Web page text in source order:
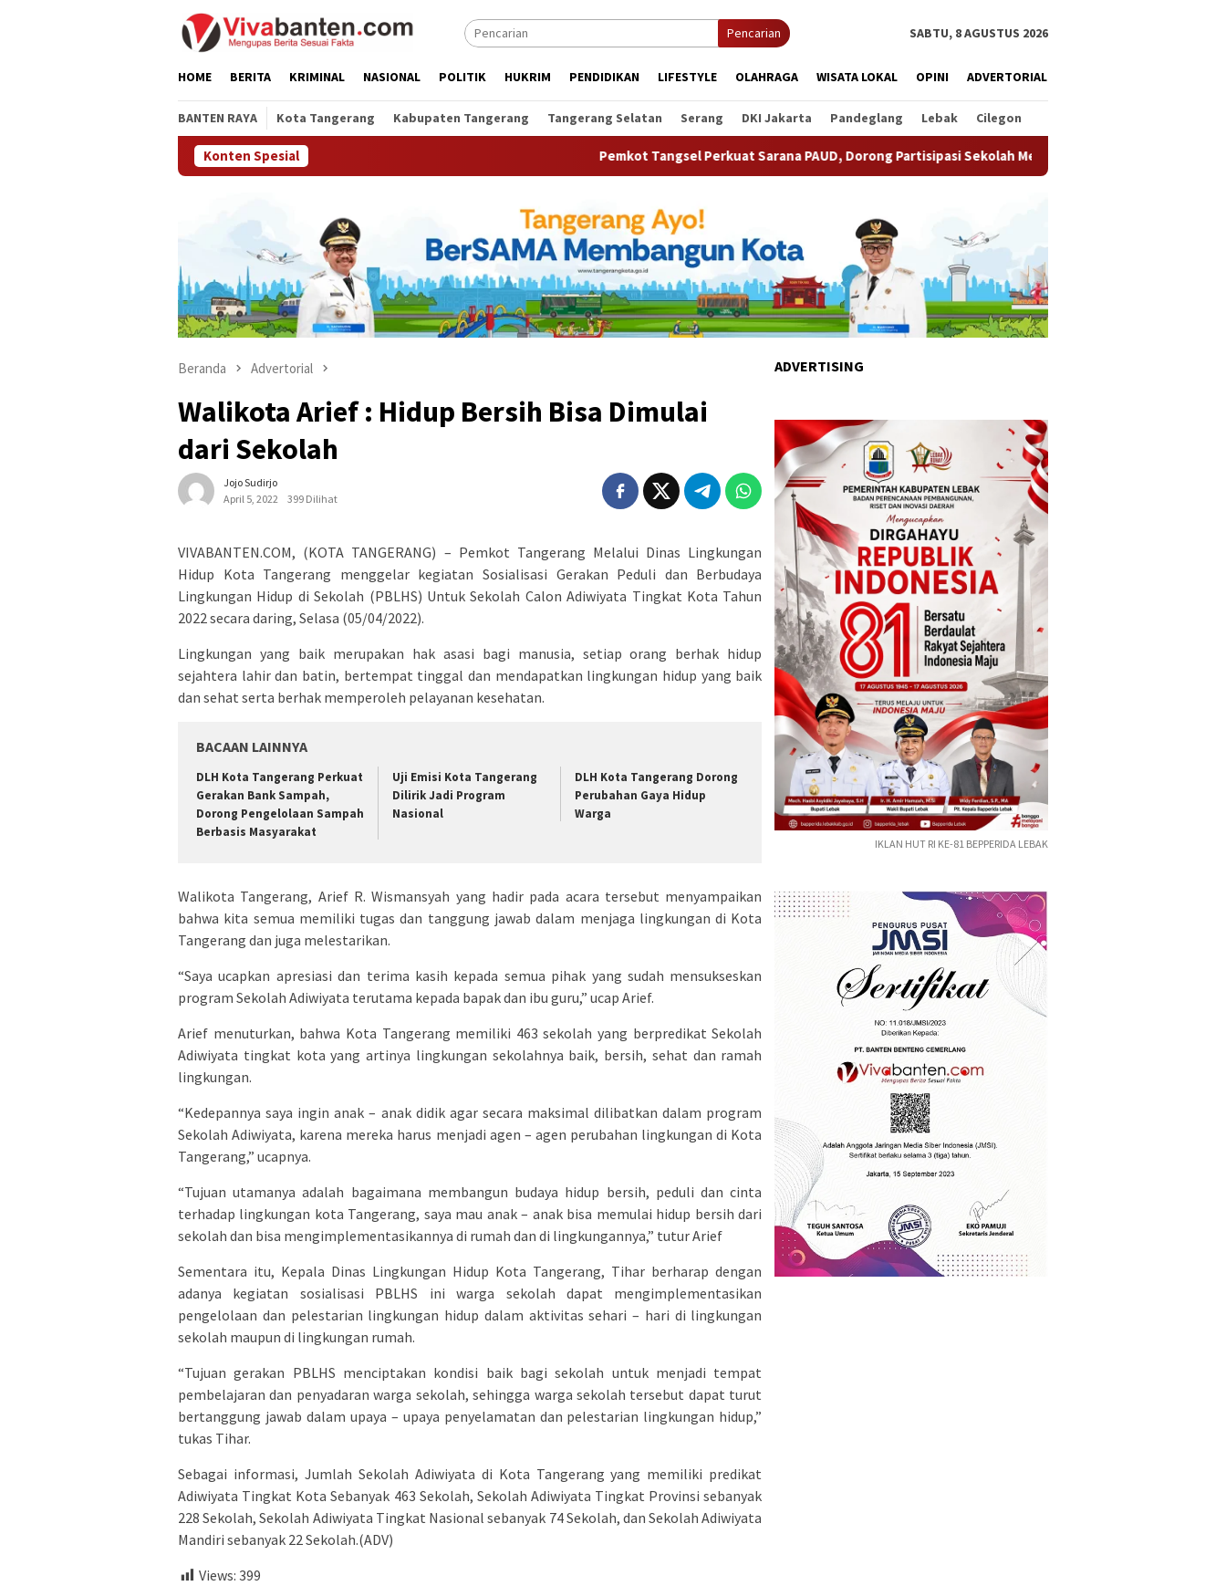
Pencarian SABTU, 8 AGUSTUS 2026
HOME BERITA KRIMINAL NASIONAL POLITIK HUKRIM PENDIDIKAN LIFESTYLE OLAHRAGA WISATA LOKAL OPINI ADVERTORIAL
BANTEN RAYA Kota Tangerang Kabupaten Tangerang Tangerang Selatan Serang DKI Jakarta Pandeglang Lebak Cilegon
Konten Spesial Pemkot Tangsel Perkuat Sarana PAUD, Dorong Partisipasi Sekolah Meningkat
Beranda Advertorial
Walikota Arief : Hidup Bersih Bisa Dimulai
dari Sekolah
Jojo Sudirjo
April 5, 2022
399 Dilihat
VIVABANTEN.COM, (KOTA TANGERANG) – Pemkot Tangerang Melalui Dinas Lingkungan
Hidup Kota Tangerang menggelar kegiatan Sosialisasi Gerakan Peduli dan Berbudaya
Lingkungan Hidup di Sekolah (PBLHS) Untuk Sekolah Calon Adiwiyata Tingkat Kota Tahun
2022 secara daring, Selasa (05/04/2022).
Lingkungan yang baik merupakan hak asasi bagi manusia, setiap orang berhak hidup
sejahtera lahir dan batin, bertempat tinggal dan mendapatkan lingkungan hidup yang baik
dan sehat serta berhak memperoleh pelayanan kesehatan.
BACAAN LAINNYA
DLH Kota Tangerang Perkuat
Gerakan Bank Sampah,
Dorong Pengelolaan Sampah
Berbasis Masyarakat
Uji Emisi Kota Tangerang
Dilirik Jadi Program
Nasional
DLH Kota Tangerang Dorong
Perubahan Gaya Hidup
Warga
Walikota Tangerang, Arief R. Wismansyah yang hadir pada acara tersebut menyampaikan
bahwa kita semua memiliki tugas dan tanggung jawab dalam menjaga lingkungan di Kota
Tangerang dan juga melestarikan.
“Saya ucapkan apresiasi dan terima kasih kepada semua pihak yang sudah mensukseskan
program Sekolah Adiwiyata terutama kepada bapak dan ibu guru,” ucap Arief.
Arief menuturkan, bahwa Kota Tangerang memiliki 463 sekolah yang berpredikat Sekolah
Adiwiyata tingkat kota yang artinya lingkungan sekolahnya baik, bersih, sehat dan ramah
lingkungan.
“Kedepannya saya ingin anak – anak didik agar secara maksimal dilibatkan dalam program
Sekolah Adiwiyata, karena mereka harus menjadi agen – agen perubahan lingkungan di Kota
Tangerang,” ucapnya.
“Tujuan utamanya adalah bagaimana membangun budaya hidup bersih, peduli dan cinta
terhadap lingkungan kota Tangerang, saya mau anak – anak bisa memulai hidup bersih dari
sekolah dan bisa mengimplementasikannya di rumah dan di lingkungannya,” tutur Arief
Sementara itu, Kepala Dinas Lingkungan Hidup Kota Tangerang, Tihar berharap dengan
adanya kegiatan sosialisasi PBLHS ini warga sekolah dapat mengimplementasikan
pengelolaan dan pelestarian lingkungan hidup dalam aktivitas sehari – hari di lingkungan
sekolah maupun di lingkungan rumah.
“Tujuan gerakan PBLHS menciptakan kondisi baik bagi sekolah untuk menjadi tempat
pembelajaran dan penyadaran warga sekolah, sehingga warga sekolah tersebut dapat turut
bertanggung jawab dalam upaya – upaya penyelamatan dan pelestarian lingkungan hidup,”
tukas Tihar.
Sebagai informasi, Jumlah Sekolah Adiwiyata di Kota Tangerang yang memiliki predikat
Adiwiyata Tingkat Kota Sebanyak 463 Sekolah, Sekolah Adiwiyata Tingkat Provinsi sebanyak
228 Sekolah, Sekolah Adiwiyata Tingkat Nasional sebanyak 74 Sekolah, dan Sekolah Adiwiyata
Mandiri sebanyak 22 Sekolah.(ADV)
Views: 399
ADVERTISING
IKLAN HUT RI KE-81 BEPPERIDA LEBAK